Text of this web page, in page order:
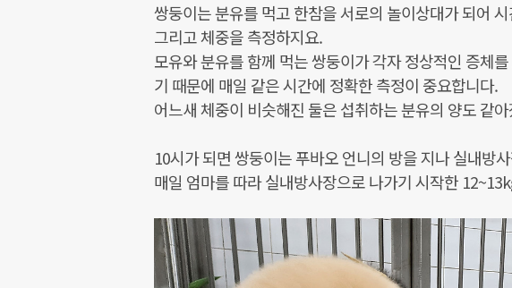
쌍둥이는 분유를 먹고 한참을 서로의 놀이상대가 되어
그리고 체중을 측정하지요.
모유와 분유를 함께 먹는 쌍둥이가 각자 정상적인 증체
기 때문에 매일 같은 시간에 정확한 측정이 중요합니다.
어느새 체중이 비슷해진 둘은 섭취하는 분유의 양도 같
10시가 되면 쌍둥이는 푸바오 언니의 방을 지나 실내방
매일 엄마를 따라 실내방사장으로 나가기 시작한